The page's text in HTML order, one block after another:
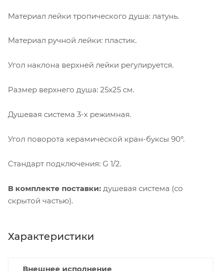
Материал лейки тропического душа: латунь.
Материал ручной лейки: пластик.
Угол наклона верхней лейки регулируется.
Размер верхнего душа: 25x25 см.
Душевая система 3-х режимная.
Угол поворота керамической кран-буксы 90°.
Стандарт подключения: G 1/2.
В комплекте поставки: душевая система (со
скрытой частью).
Характеристики
Внешнее исполнение